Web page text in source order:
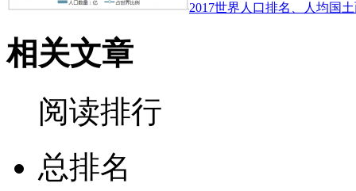
2017世界人口排名、人均国
相关文章
阅读排行
总排名